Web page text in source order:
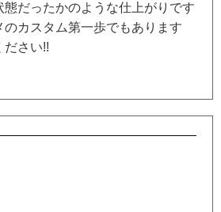
態だったかのような仕上がりです
のカスタム第一歩でもあります
ださい!!